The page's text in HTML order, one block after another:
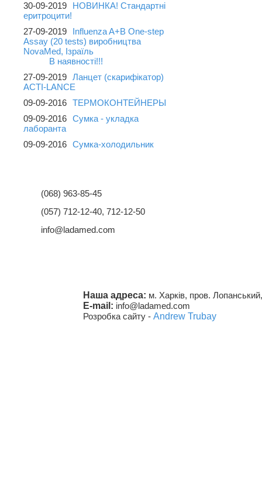
30-09-2019
НОВИНКА! Стандартні
еритроцити!
27-09-2019
Influenza A+B One-step
Assay (20 tests) виробництва
NovaMed, Ізраїль
В наявності!!!
27-09-2019 Ланцет (скарифікатор)
ACTI-LANCE
09-09-2016 ТЕРМОКОНТЕЙНЕРЫ
09-09-2016 Сумка - укладка
лаборанта
09-09-2016 Сумка-холодильник
(068) 963-85-45
(057) 712-12-40, 712-12-50
info@ladamed.com
Наша адреса: м. Харків, пров.
E-mail: info@ladamed.com
Розробка сайту - Andrew Trubay